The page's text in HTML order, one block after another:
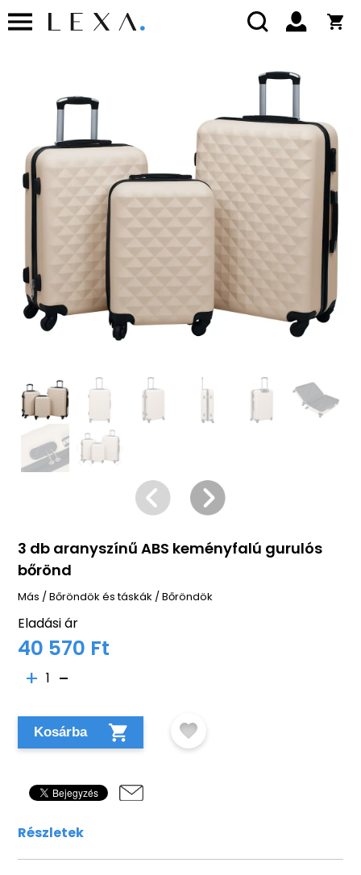
3 db aranyszínű ABS keményfalú gurulós
bőrönd
Más /Bőröndök és táskák /Bőröndök
Eladási ár
40 570 Ft
1
Kosárba
Részletek